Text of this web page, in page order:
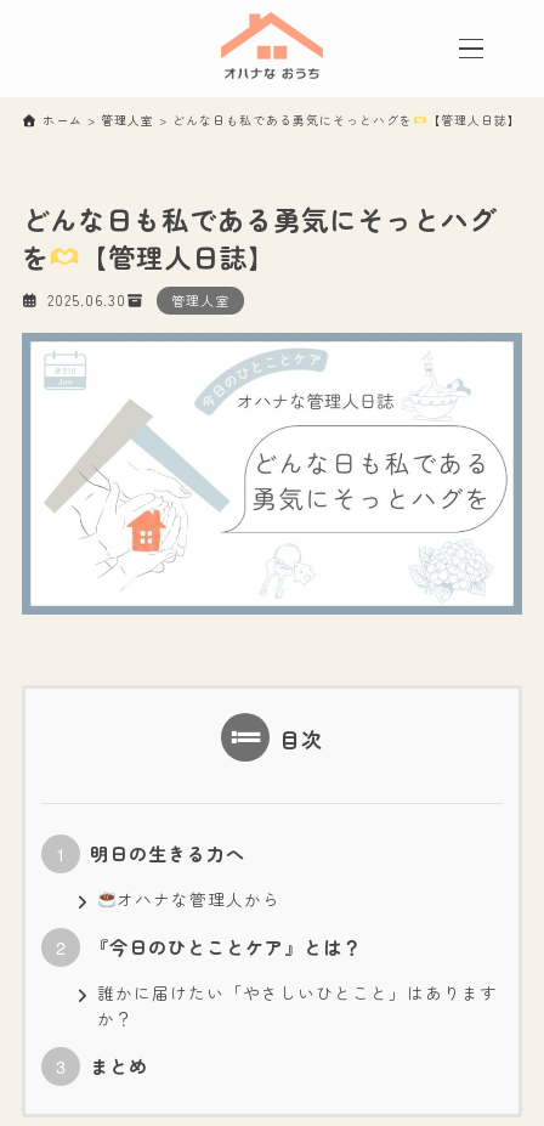
ホーム > 管理人室 > どんな日も私である勇気にそっとハグを 【管理人日誌】
どんな日も私である勇気にそっとハグ
を
【管理人日誌】
2025.06.30 管理人室
目次
明日の生きる力へ
オハナな管理人から
『今日のひとことケア』とは？
誰かに届けたい「やさしいひとこと」はあります
か？
まとめ